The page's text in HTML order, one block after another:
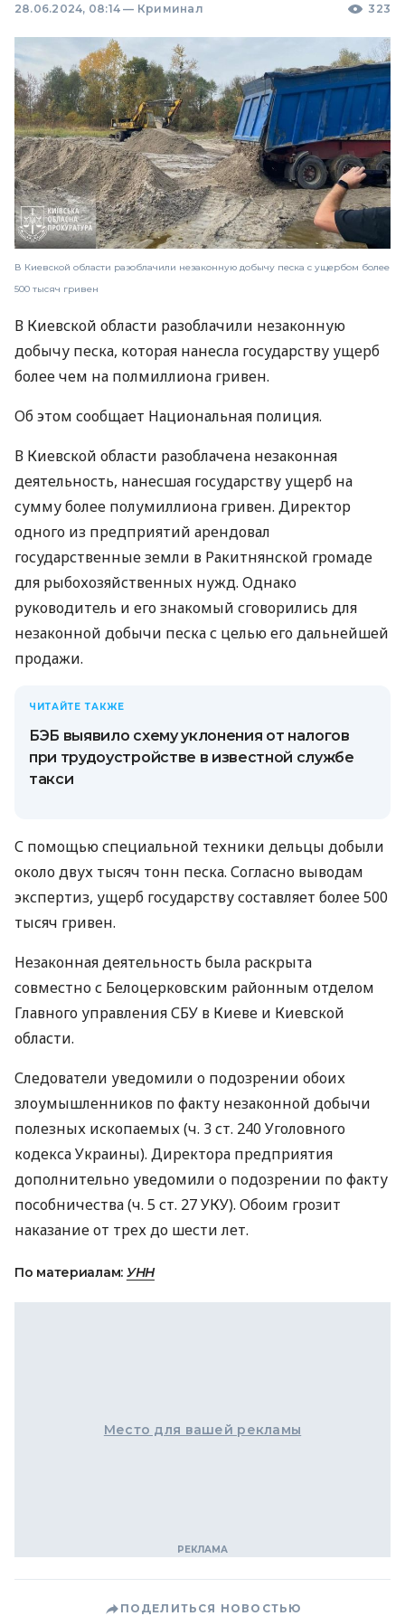
28.06.2024, 08:14 — Криминал 323
В Киевской области разоблачили незаконную добычу песка с ущербом более
500 тысяч гривен
В Киевской области разоблачили незаконную
добычу песка, которая нанесла государству ущерб
более чем на полмиллиона гривен.
Об этом сообщает Национальная полиция.
В Киевской области разоблачена незаконная
деятельность, нанесшая государству ущерб на
сумму более полумиллиона гривен. Директор
одного из предприятий арендовал
государственные земли в Ракитнянской громаде
для рыбохозяйственных нужд. Однако
руководитель и его знакомый сговорились для
незаконной добычи песка с целью его дальнейшей
продажи.
ЧИТАЙТЕ ТАКЖЕ
БЭБ выявило схему уклонения от налогов
при трудоустройстве в известной службе
такси
С помощью специальной техники дельцы добыли
около двух тысяч тонн песка. Согласно выводам
экспертиз, ущерб государству составляет более 500
тысяч гривен.
Незаконная деятельность была раскрыта
совместно с Белоцерковским районным отделом
Главного управления СБУ в Киеве и Киевской
области.
Следователи уведомили о подозрении обоих
злоумышленников по факту незаконной добычи
полезных ископаемых (ч. 3 ст. 240 Уголовного
кодекса Украины). Директора предприятия
дополнительно уведомили о подозрении по факту
пособничества (ч. 5 ст. 27 УКУ). Обоим грозит
наказание от трех до шести лет.
По материалам: УНН
Место для вашей рекламы
ПОДЕЛИТЬСЯ НОВОСТЬЮ